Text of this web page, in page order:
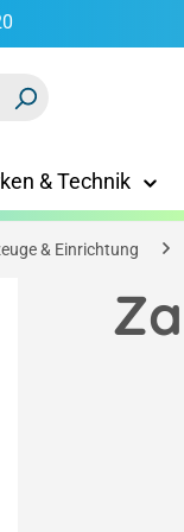
& Technik
& Einrichtung